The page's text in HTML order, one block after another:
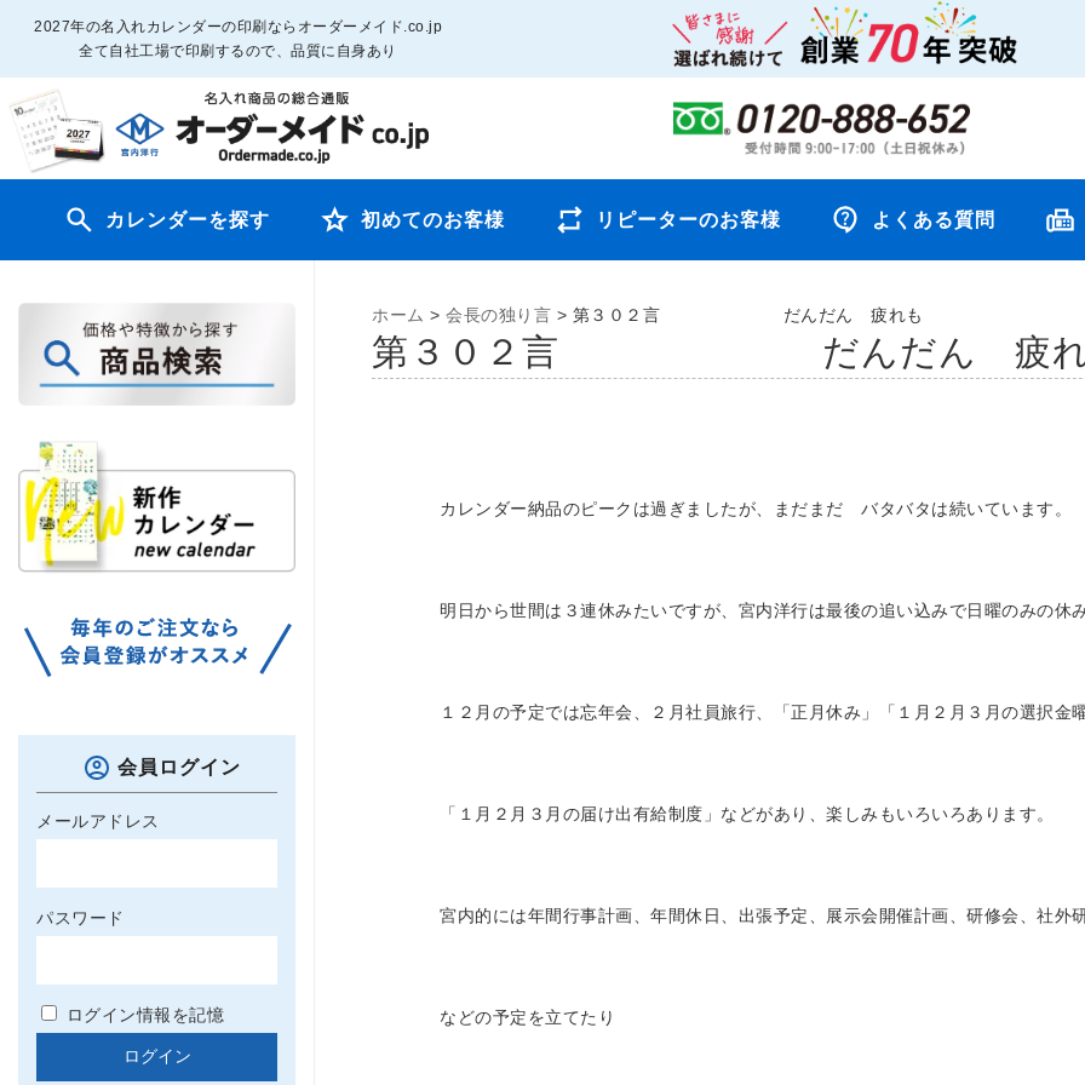
2027年の名入れカレンダーの印刷ならオーダーメイド.co.jp
全て自社工場で印刷するので、品質に自身あり
カレンダーを探す 初めてのお客様 リピーターのお客様 よくある質問
ホーム > 会長の独り言 > 第３０２言 だんだん 疲れも
第３０２言 だんだん 疲れ
カレンダー納品のピークは過ぎましたが、まだまだ バタバタは続いています。
明日から世間は３連休みたいですが、宮内洋行は最後の追い込みで日曜のみの休み
１２月の予定では忘年会、２月社員旅行、「正月休み」「１月２月３月の選択金曜
「１月２月３月の届け出有給制度」などがあり、楽しみもいろいろあります。
宮内的には年間行事計画、年間休日、出張予定、展示会開催計画、研修会、社外
などの予定を立てたり
会員ログイン
メールアドレス
パスワード
ログイン情報を記憶